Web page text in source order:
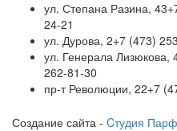
ул. Степана Разина, 43
24-21
ул. Дурова, 2+7 (473)
ул. Генерала Лизюкова,
262-81-30
пр-т Революции, 22+7
Создание сайта - Cтудия